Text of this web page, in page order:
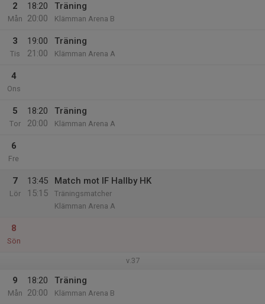
2
Mån
18:20
20:00
Träning
Klämman Arena B
3
Tis
19:00
21:00
Träning
Klämman Arena A
4
Ons
5
Tor
18:20
20:00
Träning
Klämman Arena A
6
Fre
7
Lör
13:45
15:15
Match mot IF Hallby HK
Träningsmatcher
Klämman Arena A
8
Sön
v.37
9
Mån
18:20
20:00
Träning
Klämman Arena B